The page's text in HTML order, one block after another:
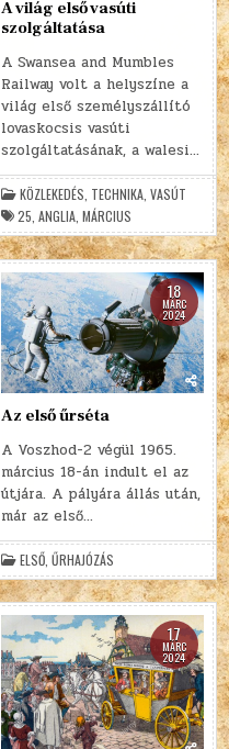
A világ első vasúti
szolgáltatása
A Swansea and Mumbles
Railway volt a helyszíne a
világ első személyszállító
lovaskocsis vasúti
szolgáltatásának, a walesi…
KÖZLEKEDÉS, TECHNIKA,VASÚT
25,ANGLIA,MÁRCIUS
18
MÁRC
2024
Az első űrséta
A Voszhod-2 végül 1965.
március 18-án indult el az
útjára. A pályára állás után,
már az első…
ELSŐ ,ŰRHAJÓZÁS
17
MÁRC
2024